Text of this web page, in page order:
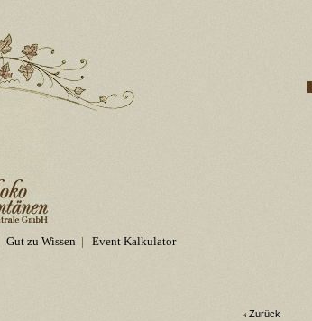
Gut zu Wissen| Event Kalkulator
Zurück